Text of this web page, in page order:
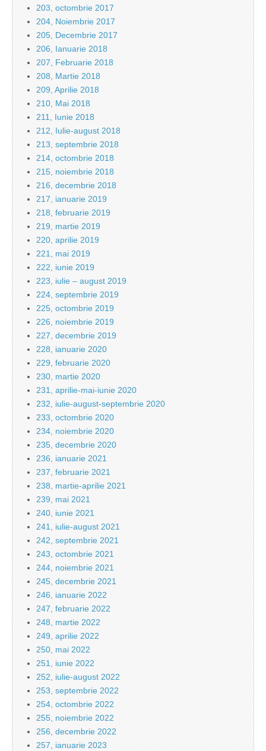
203, octombrie 2017
204, Noiembrie 2017
205, Decembrie 2017
206, Ianuarie 2018
207, Februarie 2018
208, Martie 2018
209, Aprilie 2018
210, Mai 2018
211, Iunie 2018
212, Iulie-august 2018
213, septembrie 2018
214, octombrie 2018
215, noiembrie 2018
216, decembrie 2018
217, ianuarie 2019
218, februarie 2019
219, martie 2019
220, aprilie 2019
221, mai 2019
222, iunie 2019
223, iulie – august 2019
224, septembrie 2019
225, octombrie 2019
226, noiembrie 2019
227, decembrie 2019
228, ianuarie 2020
229, februarie 2020
230, martie 2020
231, aprilie-mai-iunie 2020
232, iulie-august-septembrie 2020
233, octombrie 2020
234, noiembrie 2020
235, decembrie 2020
236, ianuarie 2021
237, februarie 2021
238, martie-aprilie 2021
239, mai 2021
240, iunie 2021
241, iulie-august 2021
242, septembrie 2021
243, octombrie 2021
244, noiembrie 2021
245, decembrie 2021
246, ianuarie 2022
247, februarie 2022
248, martie 2022
249, aprilie 2022
250, mai 2022
251, iunie 2022
252, iulie-august 2022
253, septembrie 2022
254, octombrie 2022
255, noiembrie 2022
256, decembrie 2022
257, ianuarie 2023